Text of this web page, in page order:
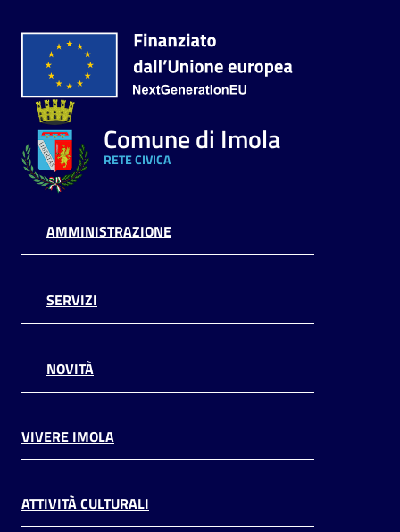
Comune di Imola
RETE CIVICA
AMMINISTRAZIONE
SERVIZI
NOVITÀ
VIVERE IMOLA
ATTIVITÀ CULTURALI